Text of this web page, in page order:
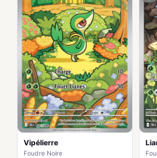
Vipélierre
Foudre Noire